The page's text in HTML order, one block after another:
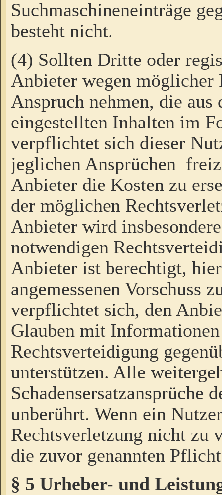
Suchmaschineneinträge
besteht nicht.
(4) Sollten Dritte oder
Anbieter wegen möglicher
Anspruch nehmen, die
eingestellten Inhalten im
verpflichtet sich dieser
jeglichen Ansprüchen
Anbieter die Kosten zu
der möglichen
Anbieter wird
notwendigen
Anbieter ist berechtigt,
angemessenen Vorschuss
verpflichtet sich, den
Glauben mit
Rechtsverteidigung
unterstützen. Alle
Schadensersatzansprüche
unberührt. Wenn ein
Rechtsverletzung nicht zu
die zuvor genannten
§ 5 Urheber- und